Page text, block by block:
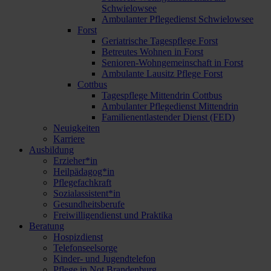
Schwielowsee
Ambulanter Pflegedienst Schwielowsee
Forst
Geriatrische Tagespflege Forst
Betreutes Wohnen in Forst
Senioren-Wohngemeinschaft in Forst
Ambulante Lausitz Pflege Forst
Cottbus
Tagespflege Mittendrin Cottbus
Ambulanter Pflegedienst Mittendrin
Familienentlastender Dienst (FED)
Neuigkeiten
Karriere
Ausbildung
Erzieher*in
Heilpädagog*in
Pflegefachkraft
Sozialassistent*in
Gesundheitsberufe
Freiwilligendienst und Praktika
Beratung
Hospizdienst
Telefonseelsorge
Kinder- und Jugendtelefon